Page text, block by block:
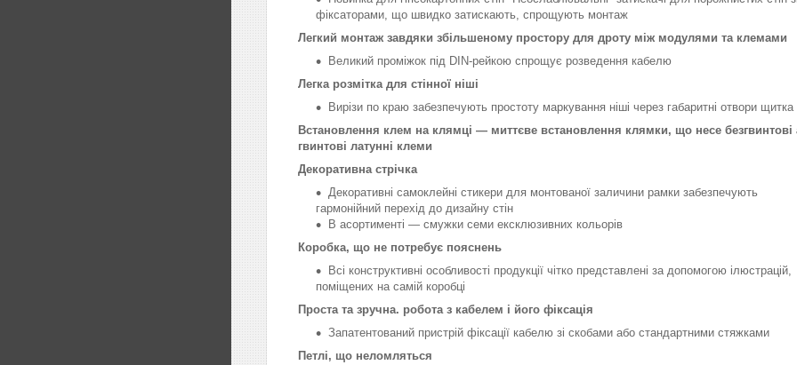
фіксаторами, що швидко затискають, спрощують монтаж
Легкий монтаж завдяки збільшеному простору для дроту між модулями та клемами
Великий проміжок під DIN-рейкою спрощує розведення кабелю
Легка розмітка для стінної ніші
Вирізи по краю забезпечують простоту маркування ніші через габаритні отвори щитка
Встановлення клем на клямці — миттєве встановлення клямки, що несе безгвинтові
гвинтові латунні клеми
Декоративна стрічка
Декоративні самоклейні стикери для монтованої заличини рамки забезпечують
гармонійний перехід до дизайну стін
В асортименті — смужки семи ексклюзивних кольорів
Коробка, що не потребує пояснень
Всі конструктивні особливості продукції чітко представлені за допомогою ілюстрацій,
поміщених на самій коробці
Проста та зручна. робота з кабелем і його фіксація
Запатентований пристрій фіксації кабелю зі скобами або стандартними стяжками
Петлі, що неломляться